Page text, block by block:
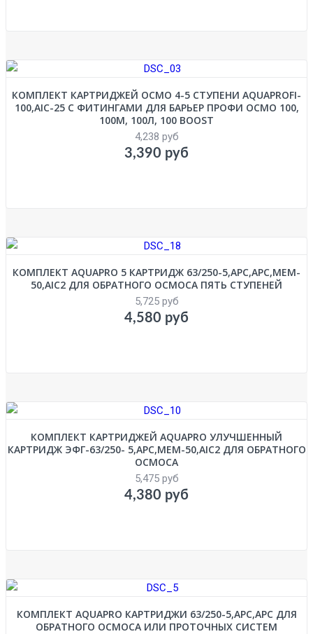
КОМПЛЕКТ КАРТРИДЖЕЙ ОСМО 4-5 СТУПЕНИ AQUAPROFI-
100,AIC-25 С ФИТИНГАМИ ДЛЯ БАРЬЕР ПРОФИ ОСМО 100,
100М, 100Л, 100 BOOST
4,238 руб
3,390 руб
КОМПЛЕКТ AQUAPRO 5 КАРТРИДЖ 63/250-5,APC,АРС,MEM-
50,AIC2 ДЛЯ ОБРАТНОГО ОСМОСА ПЯТЬ СТУПЕНЕЙ
5,725 руб
4,580 руб
КОМПЛЕКТ КАРТРИДЖЕЙ AQUAPRO УЛУЧШЕННЫЙ
КАРТРИДЖ ЭФГ-63/250- 5,APC,MEM-50,AIC2 ДЛЯ ОБРАТНОГО
ОСМОСА
5,475 руб
4,380 руб
КОМПЛЕКТ AQUAPRO КАРТРИДЖИ 63/250-5,APC,АРС ДЛЯ
ОБРАТНОГО ОСМОСА ИЛИ ПРОТОЧНЫХ СИСТЕМ